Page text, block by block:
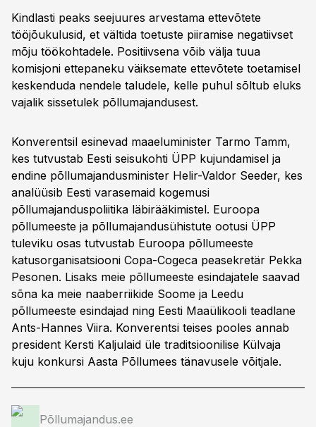
Kindlasti peaks seejuures arvestama ettevõtete
tööjõukulusid, et vältida toetuste piiramise negatiivset
mõju töökohtadele. Positiivsena võib välja tuua
komisjoni ettepaneku väiksemate ettevõtete toetamisel
keskenduda nendele taludele, kelle puhul sõltub eluks
vajalik sissetulek põllumajandusest.
Konverentsil esinevad maaeluminister Tarmo Tamm,
kes tutvustab Eesti seisukohti ÜPP kujundamisel ja
endine põllumajandusminister Helir-Valdor Seeder, kes
analüüsib Eesti varasemaid kogemusi
põllumajanduspoliitika läbirääkimistel. Euroopa
põllumeeste ja põllumajandusühistute ootusi ÜPP
tuleviku osas tutvustab Euroopa põllumeeste
katusorganisatsiooni Copa-Cogeca peasekretär Pekka
Pesonen. Lisaks meie põllumeeste esindajatele saavad
sõna ka meie naaberriikide Soome ja Leedu
põllumeeste esindajad ning Eesti Maaülikooli teadlane
Ants-Hannes Viira. Konverentsi teises pooles annab
president Kersti Kaljulaid üle traditsioonilise Külvaja
kuju konkursi Aasta Põllumees tänavusele võitjale.
Põllumajandus.ee